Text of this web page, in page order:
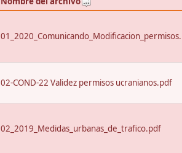
02-COND-22 Validez permisos ucranianos.pdf
02_2019_Medidas_urbanas_de_trafico.pdf